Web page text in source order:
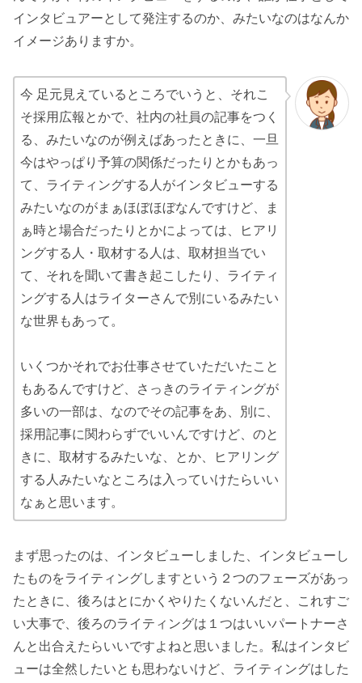
インタビュアーとして発注するのか、みたいなのはなんか
イメージありますか。
今 足元見えているところでいうと、それこ
そ採用広報とかで、社内の社員の記事をつく
る、みたいなのが例えばあったときに、一旦
今はやっぱり予算の関係だったりとかもあっ
て、ライティングする人がインタビューする
みたいなのがまぁほぼほぼなんですけど、ま
ぁ時と場合だったりとかによっては、ヒアリ
ングする人・取材する人は、取材担当でい
て、それを聞いて書き起こしたり、ライティ
ングする人はライターさんで別にいるみたい
な世界もあって。
いくつかそれでお仕事させていただいたこと
もあるんですけど、さっきのライティングが
多いの一部は、なのでその記事をあ、別に、
採用記事に関わらずでいいんですけど、のと
きに、取材するみたいな、とか、ヒアリング
する人みたいなところは入っていけたらいい
なぁと思います。
まず思ったのは、インタビューしました、インタビューし
たものをライティングしますという２つのフェーズがあっ
たときに、後ろはとにかくやりたくないんだと、これすご
い大事で、後ろのライティングは１つはいいパートナーさ
んと出合えたらいいですよねと思いました。私はインタビ
ューは全然したいとも思わないけど、ライティングはした